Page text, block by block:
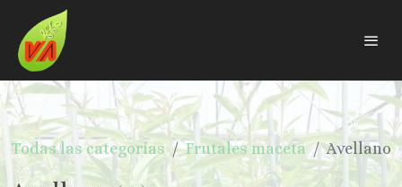
Todas las categorías Frutales maceta Avellano